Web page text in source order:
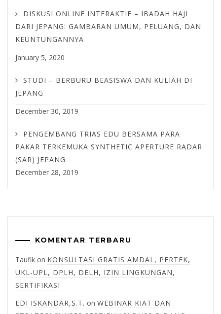
DISKUSI ONLINE INTERAKTIF – IBADAH HAJI
DARI JEPANG: GAMBARAN UMUM, PELUANG, DAN
KEUNTUNGANNYA
January 5, 2020
STUDI – BERBURU BEASISWA DAN KULIAH DI
JEPANG
December 30, 2019
PENGEMBANG TRIAS EDU BERSAMA PARA
PAKAR TERKEMUKA SYNTHETIC APERTURE RADAR
(SAR) JEPANG
December 28, 2019
KOMENTAR TERBARU
Taufik on KONSULTASI GRATIS AMDAL, PERTEK,
UKL-UPL, DPLH, DELH, IZIN LINGKUNGAN,
SERTIFIKASI
EDI ISKANDAR,S.T. on WEBINAR KIAT DAN